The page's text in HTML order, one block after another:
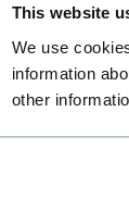
This website
We use
information
otherBlinders
6% elastaan